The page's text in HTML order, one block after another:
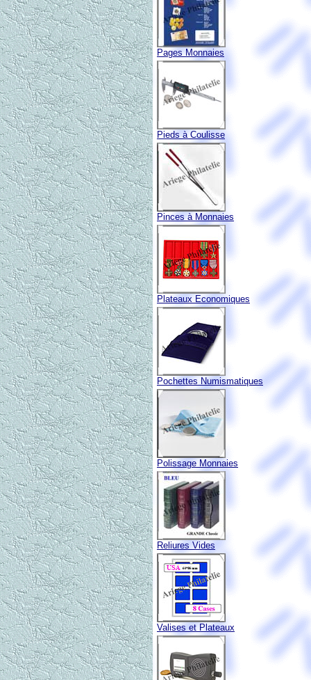
Pages Monnaies
Pieds à Coulisse
Pinces à Monnaies
Plateaux Economiques
Pochettes Numismatiques
Polissage Monnaies
Reliures Vides
Valises et Plateaux